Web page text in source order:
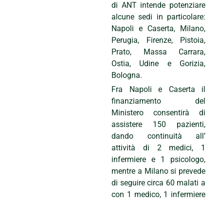
di ANT intende potenziare
alcune sedi in particolare:
Napoli e Caserta, Milano,
Perugia, Firenze, Pistoia,
Prato, Massa Carrara,
Ostia, Udine e Gorizia,
Bologna.
Fra Napoli e Caserta il
finanziamento del
Ministero consentirà di
assistere 150 pazienti,
dando continuità all’
attività di 2 medici, 1
infermiere e 1 psicologo,
mentre a Milano si prevede
di seguire circa 60 malati a
con 1 medico, 1 infermiere